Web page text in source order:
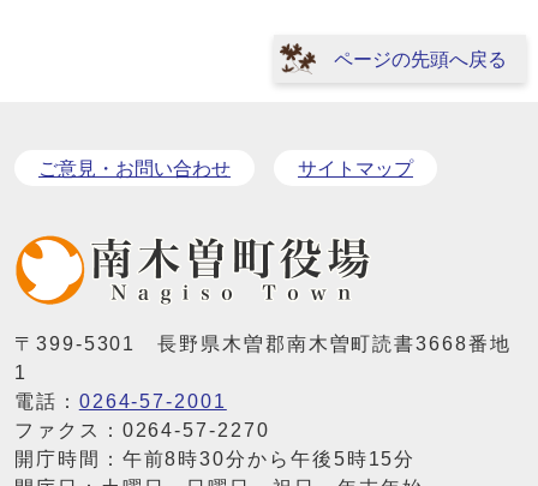
ページの先頭へ戻る
ご意見・お問い合わせ サイトマップ
〒399-5301 長野県木曽郡南木曽町読書3668番地
1
電話： 0264-57-2001
ファクス：0264-57-2270
開庁時間：午前8時30分から午後5時15分